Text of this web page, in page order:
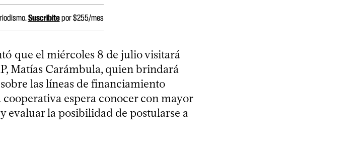
Suscribitepor $255/mes
que el miércoles 8 de julio visitará
Matías Carámbula, quien brindará
las líneas de financiamiento
cooperativa espera conocer con mayor
evaluar la posibilidad de postularse a